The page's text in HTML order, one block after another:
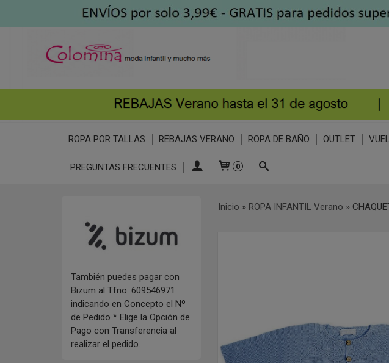
ROPA POR TALLAS REBAJAS VERANO ROPA DE BAÑO OUTLET
PREGUNTAS FRECUENTES 0
También puedes pagar con
Bizum al Tfno. 609546971
indicando en Concepto el Nº
de Pedido * Elige la Opción de
Pago con Transferencia al
realizar el pedido.
Inicio » ROPA INFANTIL Verano »